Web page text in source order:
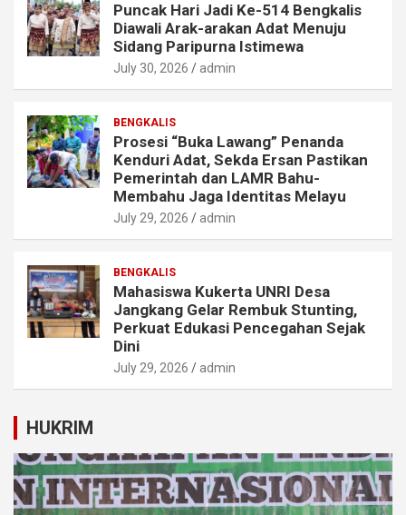
Puncak Hari Jadi Ke-514 Bengkalis
Diawali Arak-arakan Adat Menuju
Sidang Paripurna Istimewa
July 30, 2026 admin
BENGKALIS
Prosesi “Buka Lawang” Penanda
Kenduri Adat, Sekda Ersan Pastikan
Pemerintah dan LAMR Bahu-
Membahu Jaga Identitas Melayu
July 29, 2026 admin
BENGKALIS
Mahasiswa Kukerta UNRI Desa
Jangkang Gelar Rembuk Stunting,
Perkuat Edukasi Pencegahan Sejak
Dini
July 29, 2026 admin
HUKRIM